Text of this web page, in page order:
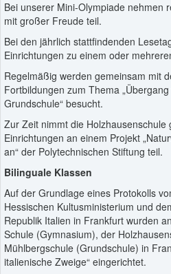
Bei unserer Mini-Olympiade nehmen
mit großer Freude teil.
Bei den jährlich stattfindenden
Einrichtungen zu einem oder
Regelmäßig werden gemeinsam mit
Fortbildungen zum Thema
Grundschule“ besucht.
Zur Zeit nimmt die Holzhausenschule
Einrichtungen an einem Projekt
an“ der Polytechnischen Stiftung teil.
Bilinguale Klassen
Auf der Grundlage eines Protokolls
Hessischen Kultusministerium und
Republik Italien in Frankfurt wurden
Schule (Gymnasium), der
Mühlbergschule (Grundschule) in
italienische Zweige“ eingerichtet.